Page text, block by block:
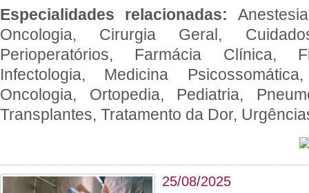
Especialidades relacionadas:
Oncologia, Cirurgia Geral,
Perioperatórios, Farmácia Clínica,
Infectologia, Medicina
Oncologia, Ortopedia, Pediatria,
Transplantes, Tratamento da Dor,
25/08/2025